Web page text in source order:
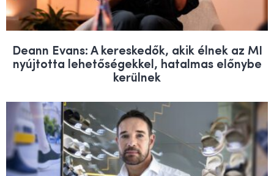
Deann Evans: A kereskedők, akik élnek az MI
nyújtotta lehetőségekkel, hatalmas előnybe
kerülnek